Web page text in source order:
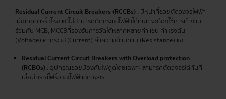
Residual Current Circuit Breakers (RCCBs) : มีหน้าที่ช่วยตัดวงจรไฟฟ้า
เมื่อเกิดการรั่วไหล แต่ไม่สามารถตัดกระแสไฟฟ้าได้ทันที จะต้องใช้การทำงาน
ร่วมกับ MCB, MCCBที่รองรับการวัดได้หลากหลายค่า เช่น ค่าแรงดัน
(Voltage) ค่ากระแส (Current) ค่าความต้านทาน (Resistance) แล
Residual Current Circuit Breakers with Overload protection
(RCBOs) : อุปกรณ์ช่วยป้องกันไฟดูดโดยเฉพาะ สามารถตัดวงจรได้ทันที
เมื่อมีกรณีไฟรั่วและไฟฟ้าลัดวงจร